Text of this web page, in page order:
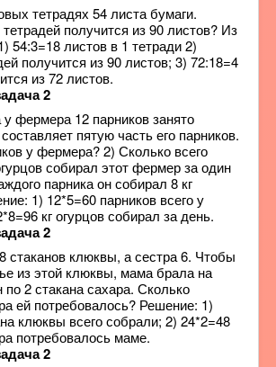
тетрадях 54 листа бумаги.
получится из 90 листов? Из
54:3=18 листов в 1 тетради 2)
получится из 90 листов; 3) 72:18=4
из 72 листов.
2
у фермера 12 парников занято
пятую часть его парников.
у фермера? 2) Сколько всего
собирал этот фермер за один
парника он собирал 8 кг
1) 12*5=60 парников всего у
кг огурцов собирал за день.
2
стаканов клюквы, а сестра 6. Чтобы
из этой клюквы, мама брала на
2 стакана сахара. Сколько
ей потребовалось? Решение: 1)
клюквы всего собрали; 2) 24*2=48
потребовалось маме.
2